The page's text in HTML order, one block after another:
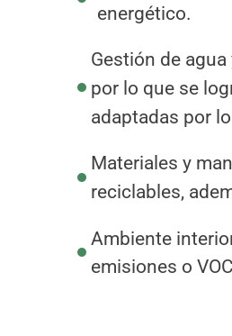
energético.
Gestión de
por lo que se
adaptadas por
Materiales y
reciclables,
Ambiente
emisiones o